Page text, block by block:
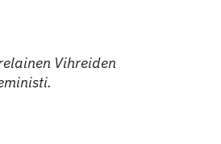
Vihreiden